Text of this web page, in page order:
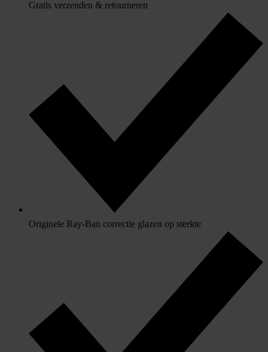
Gratis verzenden & retourneren
Originele Ray-Ban correctie glazen op sterkte